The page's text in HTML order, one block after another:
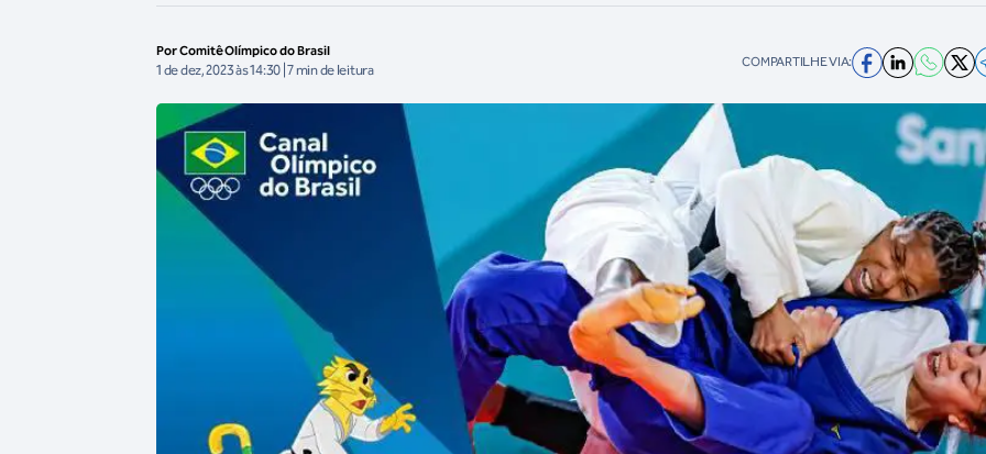
Por Comitê Olímpico do Brasil
1 de dez, 2023 às 14:30 | 7 min de leitura COMPARTILHE VIA: